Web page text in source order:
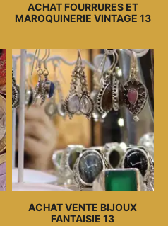
ACHAT FOURRURES ET
MAROQUINERIE VINTAGE 13
ACHAT VENTE BIJOUX
FANTAISIE 13